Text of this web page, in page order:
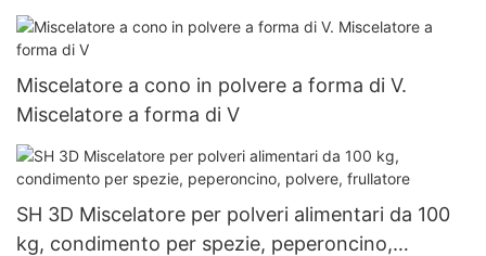
Miscelatore a cono in polvere a forma di V.
Miscelatore a forma di V
SH 3D Miscelatore per polveri alimentari da 100
kg, condimento per spezie, peperoncino,